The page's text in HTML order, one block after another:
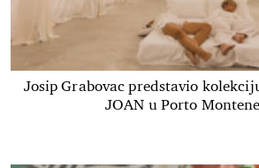
Josip Grabovac predstavio
JOAN u Porto